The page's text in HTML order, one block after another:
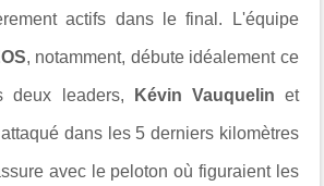
actifs dans le final. L'équipe
, notamment, débute idéalement ce
deux leaders, Kévin Vauquelin et
dans les 5 derniers kilomètres
avec le peloton où figuraient les